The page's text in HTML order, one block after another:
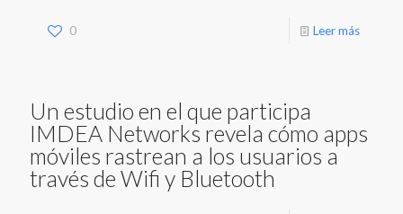
0 Leer más
Un estudio en el que participa
IMDEA Networks revela cómo apps
móviles rastrean a los usuarios a
través de Wifi y Bluetooth